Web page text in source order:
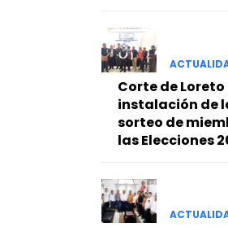
Corte de
instalación de
sorteo de
las Elecciones